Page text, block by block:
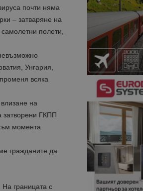
почти няма
– затваряне на
полети,
Унгария,
всяка
на
затворени ГКПП
момента
гражданите да
границата с